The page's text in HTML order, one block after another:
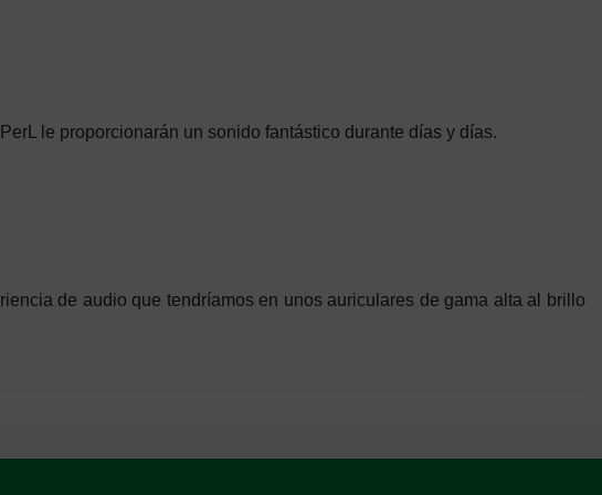
le proporcionarán un sonido fantástico durante días y días.
de audio que tendríamos en unos auriculares de gama alta al brillo